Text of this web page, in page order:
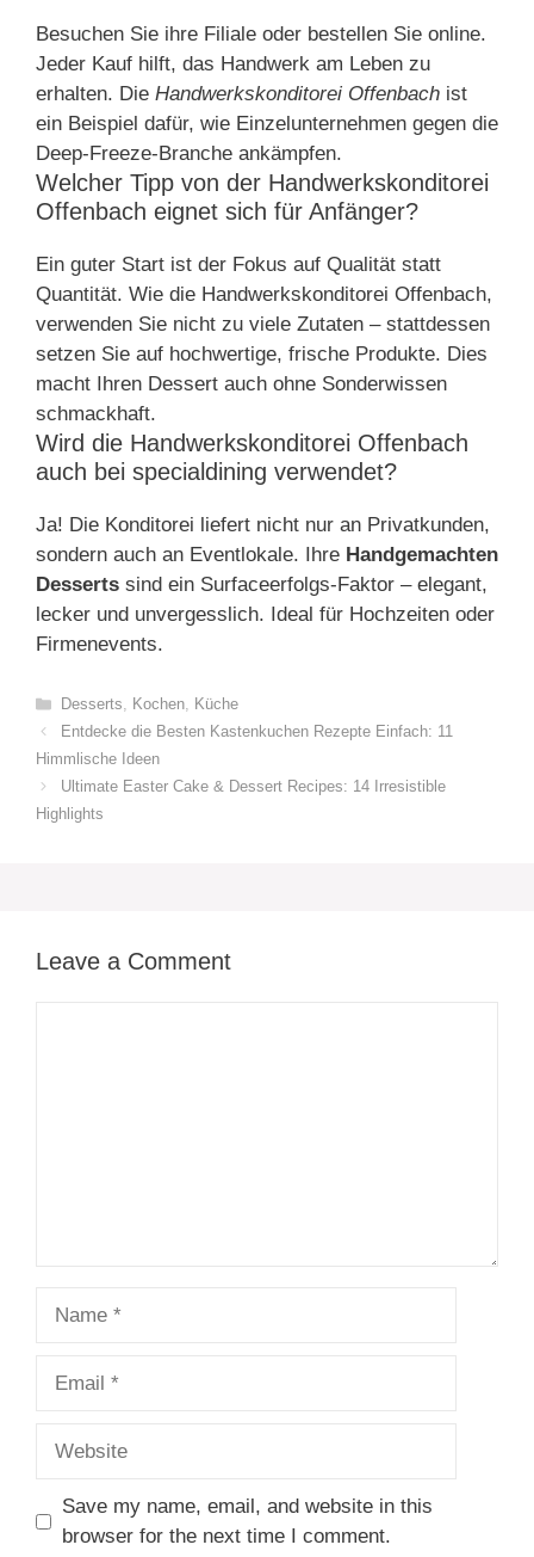
Besuchen Sie ihre Filiale oder bestellen Sie online.
Jeder Kauf hilft, das Handwerk am Leben zu
erhalten. Die Handwerkskonditorei Offenbach ist
ein Beispiel dafür, wie Einzelunternehmen gegen die
Deep-Freeze-Branche ankämpfen.
Welcher Tipp von der Handwerkskonditorei
Offenbach eignet sich für Anfänger?
Ein guter Start ist der Fokus auf Qualität statt
Quantität. Wie die Handwerkskonditorei Offenbach,
verwenden Sie nicht zu viele Zutaten – stattdessen
setzen Sie auf hochwertige, frische Produkte. Dies
macht Ihren Dessert auch ohne Sonderwissen
schmackhaft.
Wird die Handwerkskonditorei Offenbach
auch bei specialdining verwendet?
Ja! Die Konditorei liefert nicht nur an Privatkunden,
sondern auch an Eventlokale. Ihre Handgemachten
Desserts sind ein Surfaceerfolgs-Faktor – elegant,
lecker und unvergesslich. Ideal für Hochzeiten oder
Firmenevents.
Categories
Desserts, Kochen, Küche
Entdecke die Besten Kastenkuchen Rezepte Einfach: 11
Himmlische Ideen
Ultimate Easter Cake & Dessert Recipes: 14 Irresistible
Highlights
Leave a Comment
Save my name, email, and website in this
browser for the next time I comment.